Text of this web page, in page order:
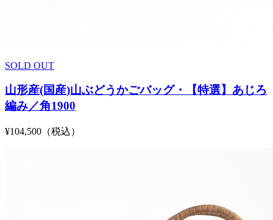
SOLD OUT
山形産(国産)山ぶどうかごバッグ・【特選】あじろ
編み／角1900
¥104,500（税込）